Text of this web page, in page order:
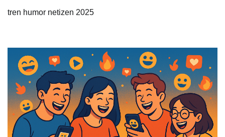
tren humor netizen 2025